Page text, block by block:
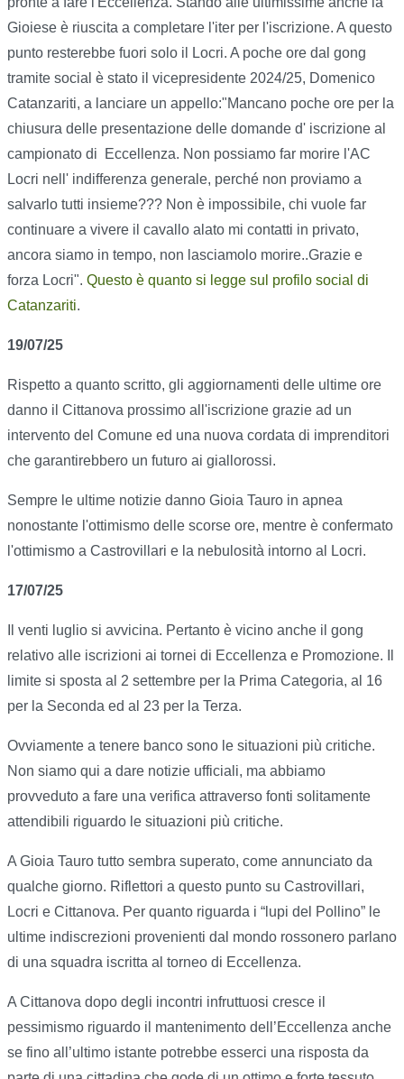
Gioiese è riuscita a completare l'iter per l'iscrizione. A questo
punto resterebbe fuori solo il Locri. A poche ore dal gong
tramite social è stato il vicepresidente 2024/25, Domenico
Catanzariti, a lanciare un appello:"Mancano poche ore per la
chiusura delle presentazione delle domande d' iscrizione al
campionato di Eccellenza. Non possiamo far morire l'AC
Locri nell' indifferenza generale, perché non proviamo a
salvarlo tutti insieme??? Non è impossibile, chi vuole far
continuare a vivere il cavallo alato mi contatti in privato,
ancora siamo in tempo, non lasciamolo morire..Grazie e
forza Locri". Questo è quanto si legge sul profilo social di
Catanzariti.
19/07/25
Rispetto a quanto scritto, gli aggiornamenti delle ultime ore
danno il Cittanova prossimo all'iscrizione grazie ad un
intervento del Comune ed una nuova cordata di imprenditori
che garantirebbero un futuro ai giallorossi.
Sempre le ultime notizie danno Gioia Tauro in apnea
nonostante l'ottimismo delle scorse ore, mentre è confermato
l'ottimismo a Castrovillari e la nebulosità intorno al Locri.
17/07/25
Il venti luglio si avvicina. Pertanto è vicino anche il gong
relativo alle iscrizioni ai tornei di Eccellenza e Promozione. Il
limite si sposta al 2 settembre per la Prima Categoria, al 16
per la Seconda ed al 23 per la Terza.
Ovviamente a tenere banco sono le situazioni più critiche.
Non siamo qui a dare notizie ufficiali, ma abbiamo
provveduto a fare una verifica attraverso fonti solitamente
attendibili riguardo le situazioni più critiche.
A Gioia Tauro tutto sembra superato, come annunciato da
qualche giorno. Riflettori a questo punto su Castrovillari,
Locri e Cittanova. Per quanto riguarda i “lupi del Pollino” le
ultime indiscrezioni provenienti dal mondo rossonero parlano
di una squadra iscritta al torneo di Eccellenza.
A Cittanova dopo degli incontri infruttuosi cresce il
pessimismo riguardo il mantenimento dell’Eccellenza anche
se fino all’ultimo istante potrebbe esserci una risposta da